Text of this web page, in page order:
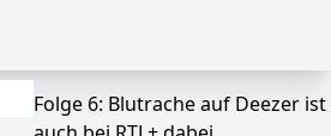
Folge 6: Blutrache auf Deezer ist